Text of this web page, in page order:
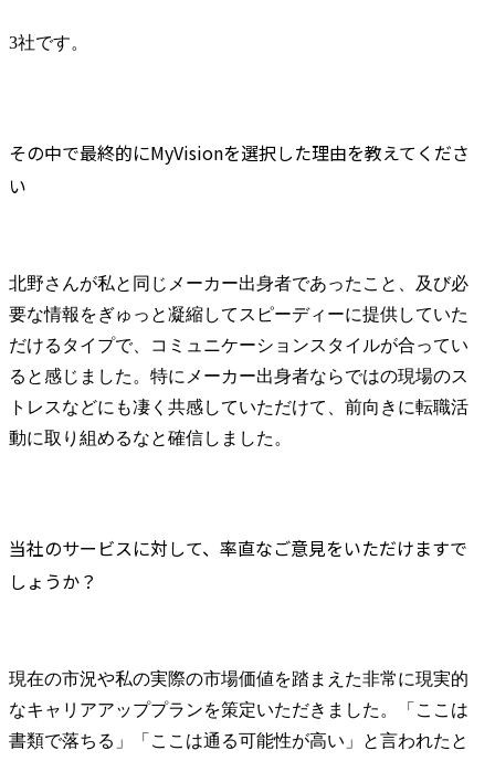
3社です。
その中で最終的にMyVisionを選択した理由を教えてくださ
い
北野さんが私と同じメーカー出身者であったこと、及び必
要な情報をぎゅっと凝縮してスピーディーに提供していた
だけるタイプで、コミュニケーションスタイルが合ってい
ると感じました。特にメーカー出身者ならではの現場のス
トレスなどにも凄く共感していただけて、前向きに転職活
動に取り組めるなと確信しました。
当社のサービスに対して、率直なご意見をいただけますで
しょうか？
現在の市況や私の実際の市場価値を踏まえた非常に現実的
なキャリアアッププランを策定いただきました。「ここは
書類で落ちる」「ここは通る可能性が高い」と言われたと